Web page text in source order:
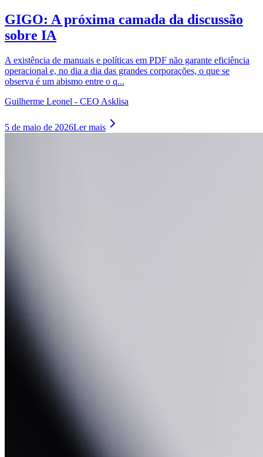
GIGO: A próxima camada da discussão
sobre IA
A existência de manuais e políticas em PDF não garante eficiência
operacional e, no dia a dia das grandes corporações, o que se
observa é um abismo entre o q...
Guilherme Leonel - CEO Asklisa
5 de maio de 2026Ler mais